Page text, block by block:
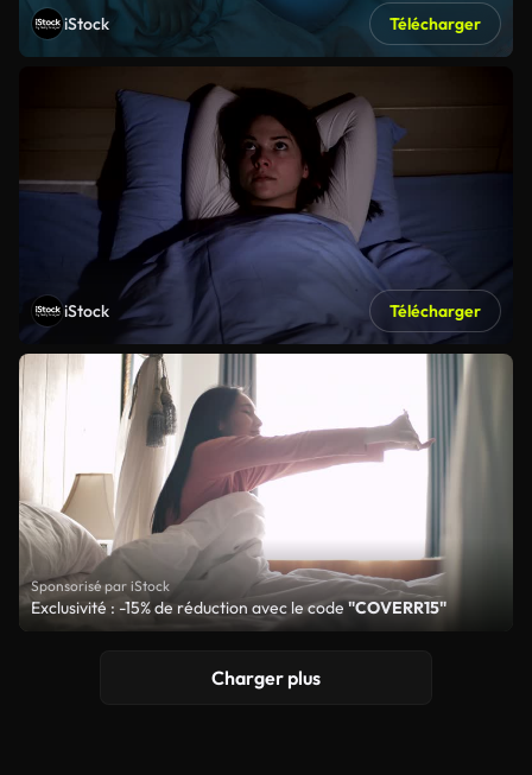
iStock Télécharger
iStock Télécharger
Sponsorisé par iStock
Exclusivité : -15% de réduction avec le code"COVERR15"
Charger plus